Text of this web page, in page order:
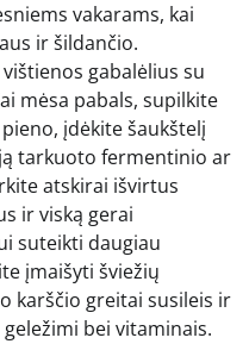
vakarams, kai
ir šildančio.
gabalėlius su
mėsa pabals, supilkite
įdėkite šaukštelį
tarkuoto fermentinio ar
atskirai išvirtus
ir viską gerai
suteikti daugiau
įmaišyti šviežių
karščio greitai susileis ir
bei vitaminais.